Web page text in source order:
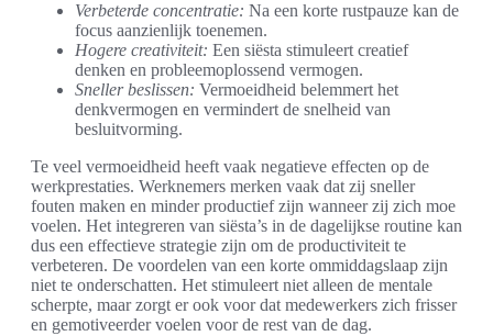
Verbeterde concentratie: Na een korte rustpauze kan de
focus aanzienlijk toenemen.
Hogere creativiteit: Een siësta stimuleert creatief
denken en probleemoplossend vermogen.
Sneller beslissen: Vermoeidheid belemmert het
denkvermogen en vermindert de snelheid van
besluitvorming.
Te veel vermoeidheid heeft vaak negatieve effecten op de
werkprestaties. Werknemers merken vaak dat zij sneller
fouten maken en minder productief zijn wanneer zij zich moe
voelen. Het integreren van siësta’s in de dagelijkse routine kan
dus een effectieve strategie zijn om de productiviteit te
verbeteren. De voordelen van een korte ommiddagslaap zijn
niet te onderschatten. Het stimuleert niet alleen de mentale
scherpte, maar zorgt er ook voor dat medewerkers zich frisser
en gemotiveerder voelen voor de rest van de dag.